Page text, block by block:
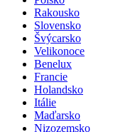
Rakousko
Slovensko
Švýcarsko
Velikonoce
Benelux
Francie
Holandsko
Itálie
Maďarsko
Nizozemsko